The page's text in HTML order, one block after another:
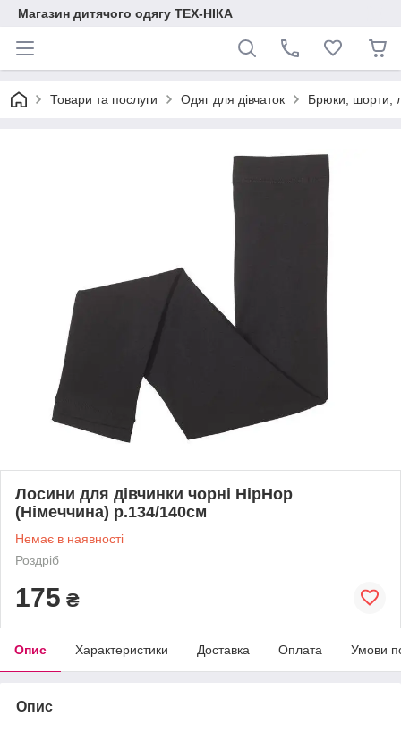
Магазин дитячого одягу ТЕХ-НІКА
Товари та послуги Одяг для дівчаток Брюки, шорти,
Лосини для дівчинки чорні HipHop
(Німеччина) р.134/140см
Немає в наявності
Роздріб
175 ₴
Опис Характеристики Доставка Оплата Умови
Опис